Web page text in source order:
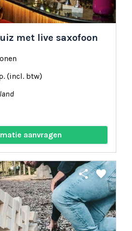
met live saxofoon
(incl. btw)
aanvragen
share favorite